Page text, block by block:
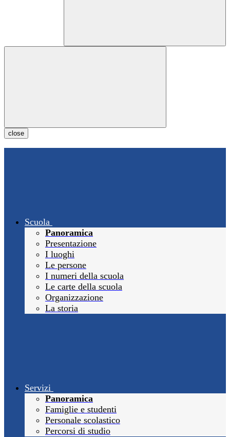
close
Scuola
Panoramica
Presentazione
I luoghi
Le persone
I numeri della scuola
Le carte della scuola
Organizzazione
La storia
Servizi
Panoramica
Famiglie e studenti
Personale scolastico
Percorsi di studio